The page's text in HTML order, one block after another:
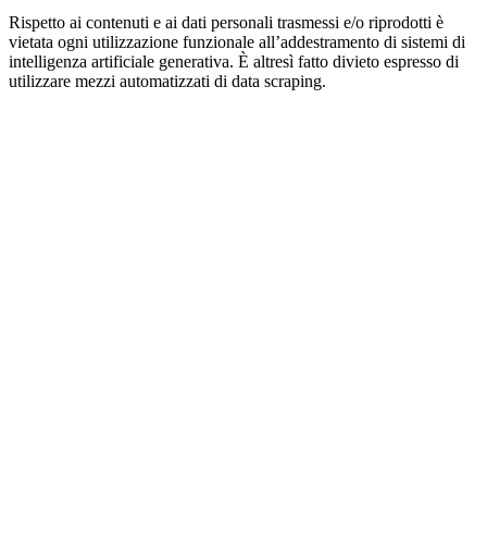
Rispetto ai contenuti e ai dati personali trasmessi e/o riprodotti è
vietata ogni utilizzazione funzionale all’addestramento di sistemi di
intelligenza artificiale generativa. È altresì fatto divieto espresso di
utilizzare mezzi automatizzati di data scraping.